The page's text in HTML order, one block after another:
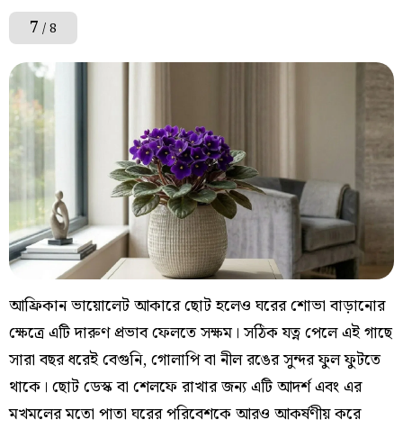
7 / 8
আফ্রিকান ভায়োলেট আকারে ছোট হলেও ঘরের শোভা বাড়ানোর
ক্ষেত্রে এটি দারুণ প্রভাব ফেলতে সক্ষম। সঠিক যত্ন পেলে এই গাছে
সারা বছর ধরেই বেগুনি, গোলাপি বা নীল রঙের সুন্দর ফুল ফুটতে
থাকে। ছোট ডেস্ক বা শেলফে রাখার জন্য এটি আদর্শ এবং এর
মখমলের মতো পাতা ঘরের পরিবেশকে আরও আকর্ষণীয় করে